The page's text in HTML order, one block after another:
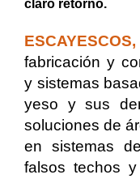
claro retorno.
ESCAYESCOS,
fabricación y
y sistemas
yeso y sus
soluciones de
en sistemas
falsos techos y